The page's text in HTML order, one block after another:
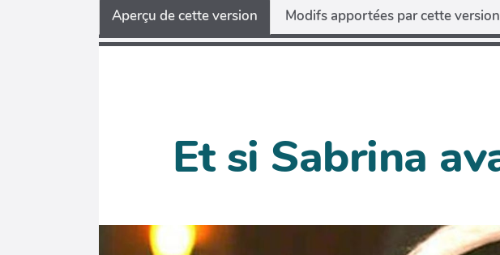
Aperçu de cette version Modifs apportées par cette version